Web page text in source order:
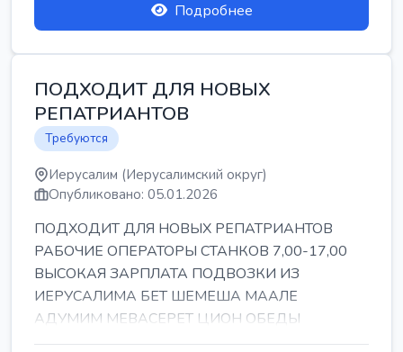
Подробнее
ПОДХОДИТ ДЛЯ НОВЫХ
РЕПАТРИАНТОВ
Требуются
Иерусалим (Иерусалимский округ)
Опубликовано: 05.01.2026
ПОДХОДИТ ДЛЯ НОВЫХ РЕПАТРИАНТОВ
РАБОЧИЕ ОПЕРАТОРЫ СТАНКОВ 7,00-17,00
ВЫСОКАЯ ЗАРПЛАТА ПОДВОЗКИ ИЗ
ИЕРУСАЛИМА БЕТ ШЕМЕША МААЛЕ
АДУМИМ МЕВАСЕРЕТ ЦИОН ОБЕДЫ
ПОДАРКИ КОРПОРАТИВЫ ИНГА